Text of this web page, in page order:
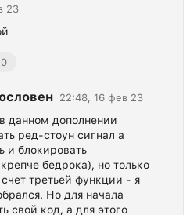
23
0
22:48, 16 фев 23
данном дополнении
ред-стоун сигнал а
и блокировать
бедрока), но только
третьей функции - я
Но для начала
свой код, а для этого